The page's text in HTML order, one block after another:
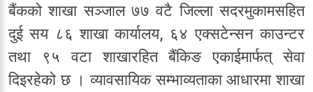
बैंकको शाखा सञ्जाल ७७ वटै जिल्ला सदरमुकामसहित
दुई सय ८६ शाखा कार्यालय, ६४ एक्सटेन्सन काउन्टर
तथा ९५ वटा शाखारहित बैंकिङ एकाईमार्फत् सेवा
दिइरहेको छ । व्यावसायिक सम्भाव्यताका आधारमा शाखा